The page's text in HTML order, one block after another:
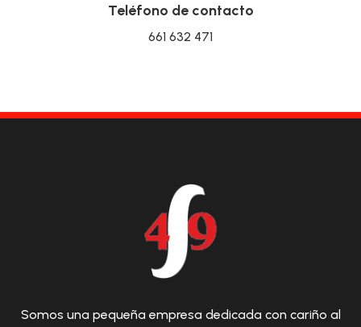
Teléfono de contacto
661 632 471
Somos una pequeña empresa dedicada con cariño al